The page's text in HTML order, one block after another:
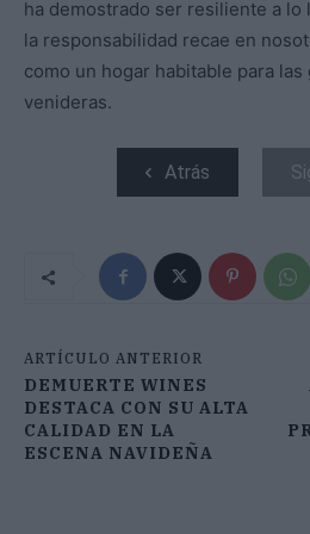
ha demostrado ser resiliente a lo
la responsabilidad recae en
como un hogar habitable para
venideras.
Atrás
ARTÍCULO ANTERIOR
DEMUERTE WINES
DESTACA CON SU ALTA
CALIDAD EN LA
ESCENA NAVIDEÑA